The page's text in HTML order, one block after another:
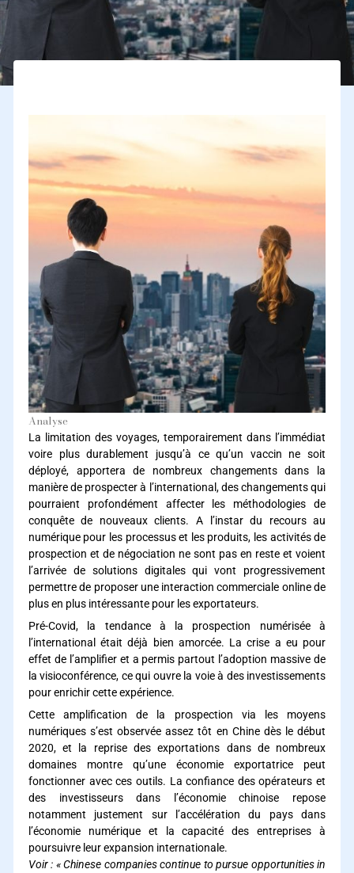
Analyse
La limitation des voyages, temporairement dans l’immédiat
voire plus durablement jusqu’à ce qu’un vaccin ne soit
déployé, apportera de nombreux changements dans la
manière de prospecter à l’international, des changements qui
pourraient profondément affecter les méthodologies de
conquête de nouveaux clients. A l’instar du recours au
numérique pour les processus et les produits, les activités de
prospection et de négociation ne sont pas en reste et voient
l’arrivée de solutions digitales qui vont progressivement
permettre de proposer une interaction commerciale online de
plus en plus intéressante pour les exportateurs.
Pré-Covid, la tendance à la prospection numérisée à
l’international était déjà bien amorcée. La crise a eu pour
effet de l’amplifier et a permis partout l’adoption massive de
la visioconférence, ce qui ouvre la voie à des investissements
pour enrichir cette expérience.
Cette amplification de la prospection via les moyens
numériques s’est observée assez tôt en Chine dès le début
2020, et la reprise des exportations dans de nombreux
domaines montre qu’une économie exportatrice peut
fonctionner avec ces outils. La confiance des opérateurs et
des investisseurs dans l’économie chinoise repose
notamment justement sur l’accélération du pays dans
l’économie numérique et la capacité des entreprises à
poursuivre leur expansion internationale.
Voir : « Chinese companies continue to pursue opportunities in